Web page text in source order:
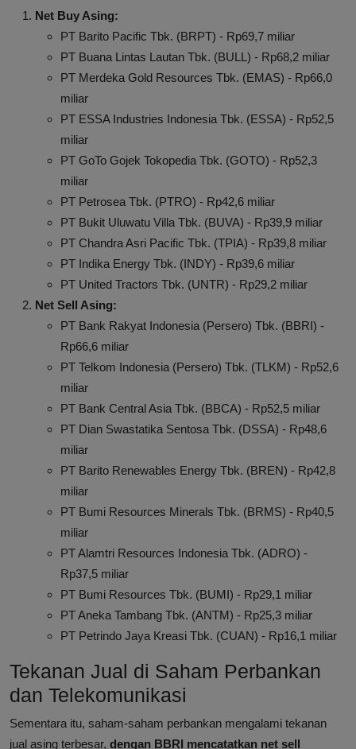
Net Buy Asing:
PT Barito Pacific Tbk. (BRPT) - Rp69,7 miliar
PT Buana Lintas Lautan Tbk. (BULL) - Rp68,2 miliar
PT Merdeka Gold Resources Tbk. (EMAS) - Rp66,0
miliar
PT ESSA Industries Indonesia Tbk. (ESSA) - Rp52,5
miliar
PT GoTo Gojek Tokopedia Tbk. (GOTO) - Rp52,3
miliar
PT Petrosea Tbk. (PTRO) - Rp42,6 miliar
PT Bukit Uluwatu Villa Tbk. (BUVA) - Rp39,9 miliar
PT Chandra Asri Pacific Tbk. (TPIA) - Rp39,8 miliar
PT Indika Energy Tbk. (INDY) - Rp39,6 miliar
PT United Tractors Tbk. (UNTR) - Rp29,2 miliar
Net Sell Asing:
PT Bank Rakyat Indonesia (Persero) Tbk. (BBRI) -
Rp66,6 miliar
PT Telkom Indonesia (Persero) Tbk. (TLKM) - Rp52,6
miliar
PT Bank Central Asia Tbk. (BBCA) - Rp52,5 miliar
PT Dian Swastatika Sentosa Tbk. (DSSA) - Rp48,6
miliar
PT Barito Renewables Energy Tbk. (BREN) - Rp42,8
miliar
PT Bumi Resources Minerals Tbk. (BRMS) - Rp40,5
miliar
PT Alamtri Resources Indonesia Tbk. (ADRO) -
Rp37,5 miliar
PT Bumi Resources Tbk. (BUMI) - Rp29,1 miliar
PT Aneka Tambang Tbk. (ANTM) - Rp25,3 miliar
PT Petrindo Jaya Kreasi Tbk. (CUAN) - Rp16,1 miliar
Tekanan Jual di Saham Perbankan
dan Telekomunikasi
Sementara itu, saham-saham perbankan mengalami tekanan
jual asing terbesar, dengan BBRI mencatatkan net sell